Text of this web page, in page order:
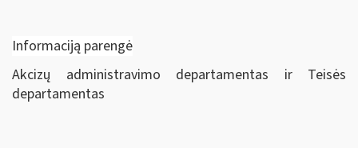
Informaciją parengė
Akcizų administravimo departamentas ir Teisės
departamentas